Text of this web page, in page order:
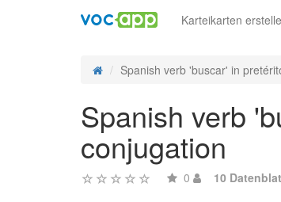
Karteikarten
Spanish verb 'buscar' in
Spanish verb
conjugation
0 10